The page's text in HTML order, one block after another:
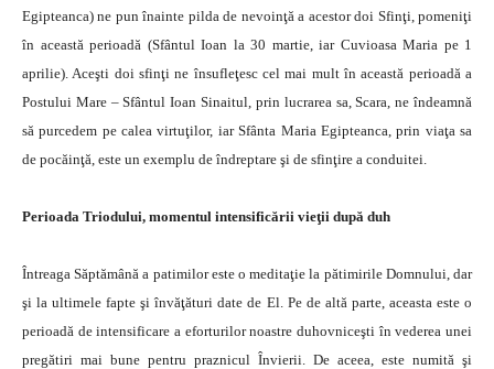
Egipteanca) ne pun înainte pilda de nevoinţă a acestor doi Sfinţi, pomeniţi
în această perioadă (Sfântul Ioan la 30 martie, iar Cuvioasa Maria pe 1
aprilie). Aceşti doi sfinţi ne însufleţesc cel mai mult în această perioadă a
Postului Mare – Sfântul Ioan Sinaitul, prin lucrarea sa, Scara, ne îndeamnă
să purcedem pe calea virtuţilor, iar Sfânta Maria Egipteanca, prin viaţa sa
de pocăinţă, este un exemplu de îndreptare şi de sfinţire a conduitei.
Perioada Triodului, momentul intensificării vieţii după duh
Întreaga Săptămână a patimilor este o meditaţie la pătimirile Domnului, dar
şi la ultimele fapte şi învăţături date de El. Pe de altă parte, aceasta este o
perioadă de intensificare a eforturilor noastre duhovniceşti în vederea unei
pregătiri mai bune pentru praznicul Învierii. De aceea, este numită şi